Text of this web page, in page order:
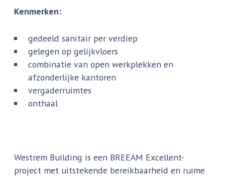
Kenmerken:
gedeeld sanitair per verdiep
gelegen op gelijkvloers
combinatie van open werkplekken en
afzonderlijke kantoren
vergaderruimtes
onthaal
Westrem Building is een BREEAM Excellent-
project met uitstekende bereikbaarheid en ruime